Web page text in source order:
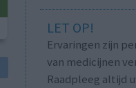
LET OP!
Ervaringen zijn
van medicijnen
Raadpleeg altijd